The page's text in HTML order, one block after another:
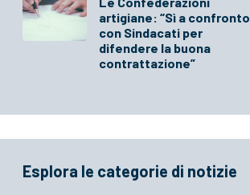
artigiane: “Sì a confronto
con Sindacati per
difendere la buona
contrattazione”
Esplora le categorie di notizie